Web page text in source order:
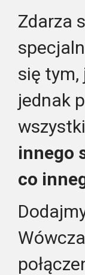
Zdarza
się tym,
jednak
innego
co